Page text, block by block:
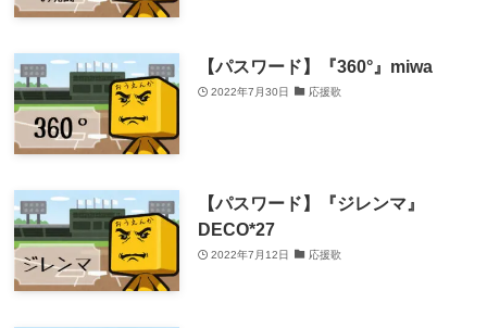
【パスワード】『360°』miwa
2022年7月30日 応援歌
【パスワード】『ジレンマ』
DECO*27
2022年7月12日 応援歌